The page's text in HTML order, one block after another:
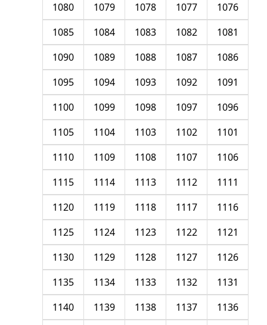
1076
1077
1078
1079
1080
1081
1082
1083
1084
1085
1086
1087
1088
1089
1090
1091
1092
1093
1094
1095
1096
1097
1098
1099
1100
1101
1102
1103
1104
1105
1106
1107
1108
1109
1110
1111
1112
1113
1114
1115
1116
1117
1118
1119
1120
1121
1122
1123
1124
1125
1126
1127
1128
1129
1130
1131
1132
1133
1134
1135
1136
1137
1138
1139
1140